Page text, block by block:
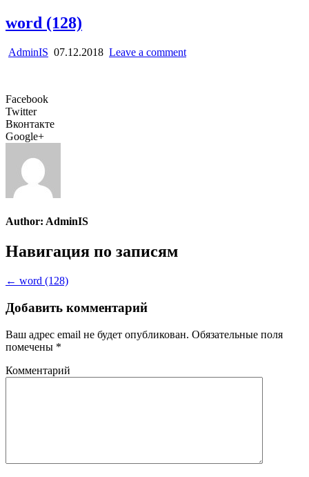
word (128)
AdminIS 07.12.2018 Leave a comment
Facebook
Twitter
Вконтакте
Google+
Author: AdminIS
Навигация по записям
← word (128)
Добавить комментарий
Ваш адрес email не будет опубликован. Обязательные поля
помечены *
Комментарий